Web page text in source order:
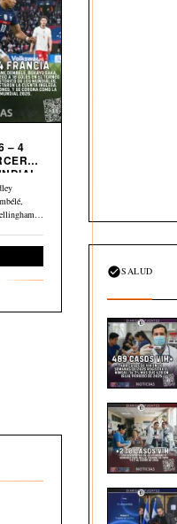
– 4
y
SALUD